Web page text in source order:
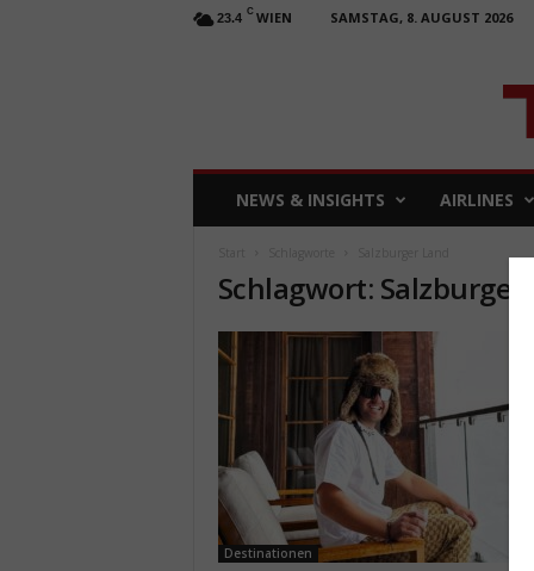
23.4 C WIEN SAMSTAG, 8. AUGUST 2026
A
NEWS & INSIGHTS AIRLINES
Schlagwort: Salzburger
Destinationen